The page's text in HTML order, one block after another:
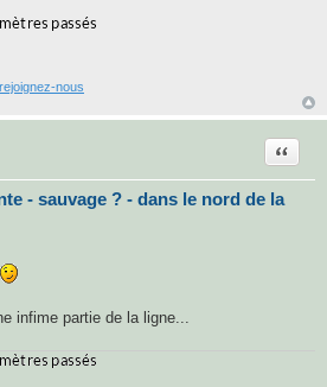
rejoignez-nous
- sauvage ? - dans le nord de la
infime partie de la ligne...